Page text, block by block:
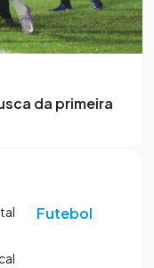
da primeira
Futebol